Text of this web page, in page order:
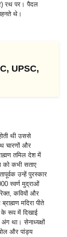
रथ पर। पैदल
थे।
UPSC,
थी उससे
चारणों और
तमिल देश में
को कभी सताए
उन्हें पुरस्कार
स्वर्ण मुद्राओं
कवियों और
मदिरा पीते
के रूप में दिखाई
था। सेनाध्यक्षों
और पांड्य